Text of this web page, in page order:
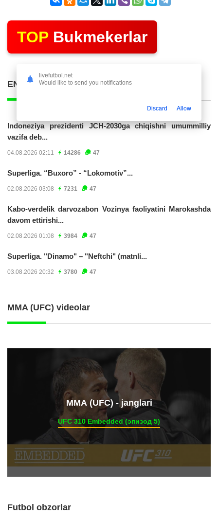
TOP Bukmekerlar
ENG KO'P O'QILGAN POSTLAR
Indoneziya prezidenti JCH-2030ga chiqishni umummilliy
vazifa deb...
04.08.2026 02:11 14286 47
Superliga. “Buxoro” - “Lokomotiv”...
02.08.2026 03:08 7231 47
Kabo-verdelik darvozabon Vozinya faoliyatini Marokashda
davom ettirishi...
02.08.2026 01:08 3984 47
Superliga. "Dinamo" – "Neftchi" (matnli...
03.08.2026 20:32 3780 47
MMA (UFC) videolar
ММА (UFC) - janglari
UFC 310 Embedded (эпизод 5)
Futbol obzorlar
livefutbol.net
Would like to send you notifications
Discard Allow